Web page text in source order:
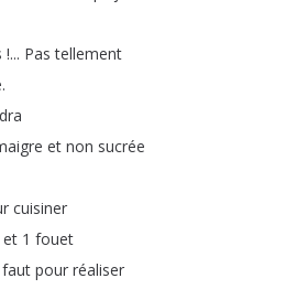
!... Pas tellement
.
et non sucrée
cuisiner
et 1 fouet
faut pour réaliser